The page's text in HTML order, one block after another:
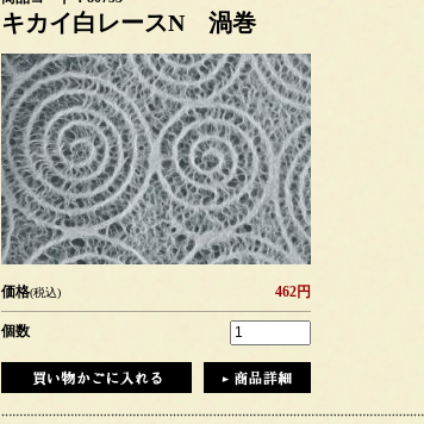
キカイ白レースN 渦巻
価格(税込) 462円
個数